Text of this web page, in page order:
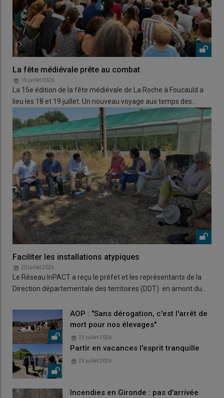
La fête médiévale prête au combat
15 juillet 2026
La 15e édition de la fête médiévale de La Roche à Foucauld a
lieu les 18 et 19 juillet. Un nouveau voyage aux temps des…
Faciliter les installations atypiques
20 juillet 2026
Le Réseau InPACT a reçu le préfet et les représentants de la
Direction départementale des territoires (DDT) en amont du…
AOP : "Sans dérogation, c'est l'arrêt de
mort pour nos élevages"
23 juillet 2026
Partir en vacances l'esprit tranquille
23 juillet 2026
Incendies en Gironde : pas d'arrivée